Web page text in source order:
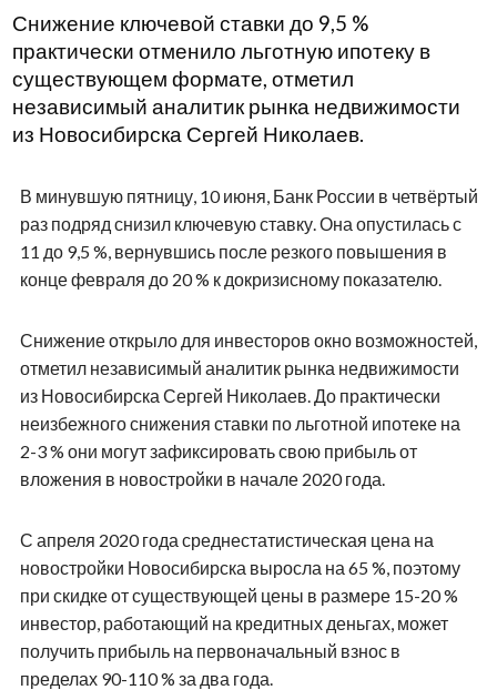
Снижение ключевой ставки до 9,5 %
практически отменило льготную ипотеку в
существующем формате, отметил
независимый аналитик рынка недвижимости
из Новосибирска Сергей Николаев.
В минувшую пятницу, 10 июня, Банк России в четвёртый
раз подряд снизил ключевую ставку. Она опустилась с
11 до 9,5 %, вернувшись после резкого повышения в
конце февраля до 20 % к докризисному показателю.
Снижение открыло для инвесторов окно возможностей,
отметил независимый аналитик рынка недвижимости
из Новосибирска Сергей Николаев. До практически
неизбежного снижения ставки по льготной ипотеке на
2-3 % они могут зафиксировать свою прибыль от
вложения в новостройки в начале 2020 года.
С апреля 2020 года среднестатистическая цена на
новостройки Новосибирска выросла на 65 %, поэтому
при скидке от существующей цены в размере 15-20 %
инвестор, работающий на кредитных деньгах, может
получить прибыль на первоначальный взнос в
пределах 90-110 % за два года.